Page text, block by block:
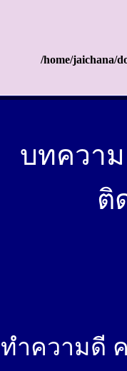
/home/jaichana/
บทควา
ติ
ทำความดี